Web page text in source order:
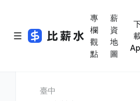
專
欄
觀
點
薪
資
地
圖
臺中